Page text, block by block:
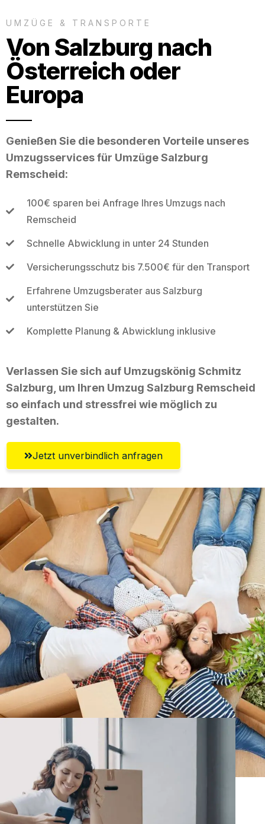
UMZÜGE & TRANSPORTE
Von Salzburg nach
Österreich oder
Europa
Genießen Sie die besonderen Vorteile unseres
Umzugsservices für Umzüge Salzburg
Remscheid:
100€ sparen bei Anfrage Ihres Umzugs nach
Remscheid
Schnelle Abwicklung in unter 24 Stunden
Versicherungsschutz bis 7.500€ für den Transport
Erfahrene Umzugsberater aus Salzburg
unterstützen Sie
Komplette Planung & Abwicklung inklusive
Verlassen Sie sich auf Umzugskönig Schmitz
Salzburg, um Ihren Umzug Salzburg Remscheid
so einfach und stressfrei wie möglich zu
gestalten.
Jetzt unverbindlich anfragen